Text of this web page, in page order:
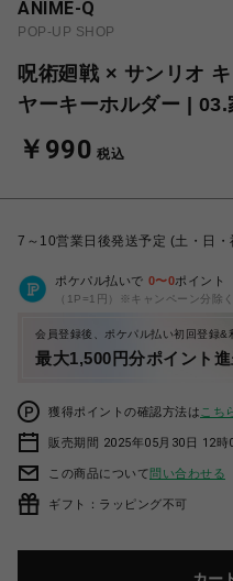
ANIME-Q
POP-UP SHOP
呪術廻戦 × サンリオ
ヤーキーホルダー |
￥990 税込
7～10営業日後発送予定 (土・日・
ポケパル払いで 0〜0ポイント
（1P=1円）※キャンペーン分除く
会員登録後、ポケパル払い初回登録&
最大1,500円分ポイント進
獲得ポイントの確認方法は こち
販売期間 2025年05月30日 12
この商品について問い合わせる
ギフト：ラッピング不可